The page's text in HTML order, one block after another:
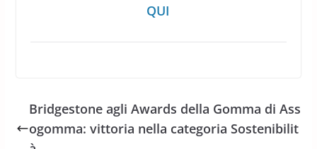
QUI
Bridgestone agli Awards della Gomma di Ass
ogomma: vittoria nella categoria Sostenibilit